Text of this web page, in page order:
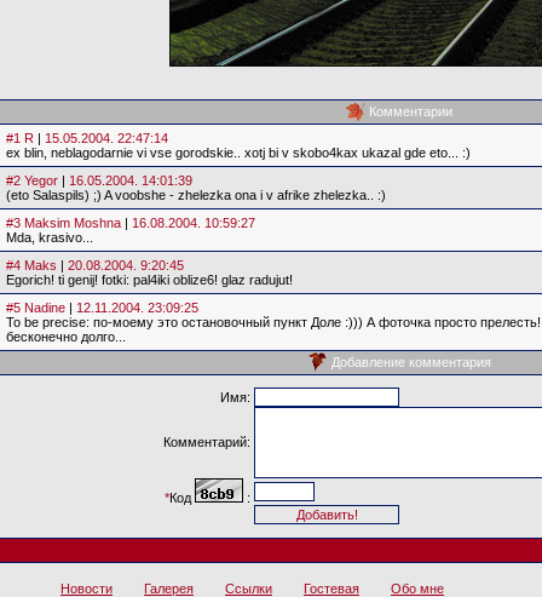
Комментарии
#1 R | 15.05.2004. 22:47:14
ex blin, neblagodarnie vi vse gorodskie.. xotj bi v skobo4kax ukazal gde eto... :)
#2 Yegor | 16.05.2004. 14:01:39
(eto Salaspils) ;) A voobshe - zhelezka ona i v afrike zhelezka.. :)
#3 Maksim Moshna | 16.08.2004. 10:59:27
Mda, krasivo...
#4 Maks | 20.08.2004. 9:20:45
Egorich! ti genij! fotki: pal4iki oblize6! glaz radujut!
#5 Nadine | 12.11.2004. 23:09:25
To be precise: по-моему это остановочный пункт Доле :))) А фоточка просто
бесконечно долго...
Добавление комментария
Имя:
Комментарий:
*Код :
Новости Галерея Ссылки Гостевая Обо мне